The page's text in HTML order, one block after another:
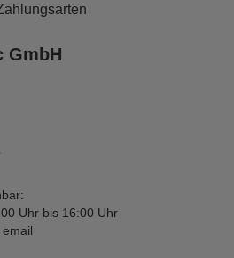
GmbH
Uhr bis 16:00 Uhr